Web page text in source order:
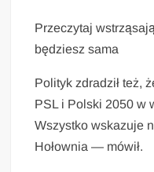
Przeczytaj
będziesz sama
Polityk zdradził też,
PSL i Polski 2050 w
Wszystko wskazuje
Hołownia — mówił.